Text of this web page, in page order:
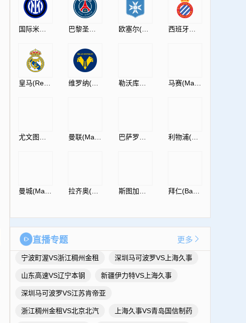
国际米兰(InternazionaleMilano) 欧塞尔(AJAuxerre)
皇马(RealMadrid) 勒沃库森(Leverkusen)
直播专题 更多
宁波町渥VS浙江稠州金租 深圳马可波罗VS上海久事
山东高速VS辽宁本钢 新疆伊力特VS上海久事
深圳马可波罗VS江苏肯帝亚
浙江稠州金租VS北京北汽 上海久事VS青岛国信制药